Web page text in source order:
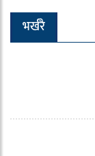
भर्खरै